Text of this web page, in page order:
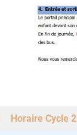
Horaire Cycle 2